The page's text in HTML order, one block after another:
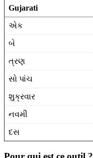
Gujarati
એક
બે
ત્રણ
સો પાંચ
શુક્રવાર
નવમી
દસ